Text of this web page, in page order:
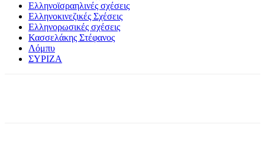
Ελληνοϊσραηλινές σχέσεις
Ελληνοκινεζικές Σχέσεις
Ελληνορωσικές σχέσεις
Κασσελάκης Στέφανος
Λόμπυ
ΣΥΡΙΖΑ